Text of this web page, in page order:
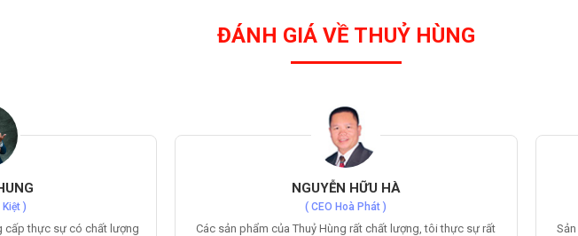
ĐÁNH GIÁ VỀ THUỶ HÙNG
HÀ
)
chất lượng, tôi thực sự rất
THUỲ BÙI
( CEO I-WEB )
Sản phẩm tấm ốp tường PVC của Thuỷ Hùng rất chất lượng,